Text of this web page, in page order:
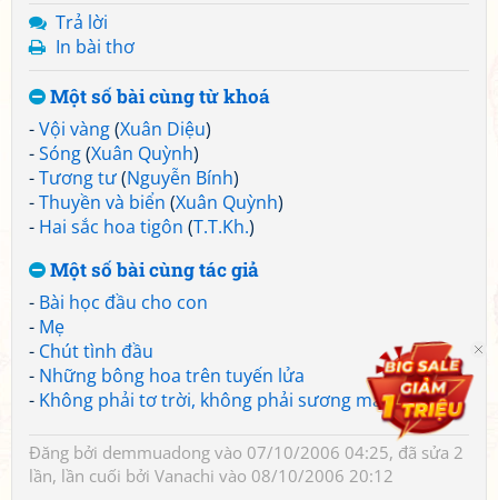
Trả lời
In bài thơ
Một số bài cùng từ khoá
-Vội vàng(Xuân Diệu)
-Sóng(Xuân Quỳnh)
-Tương tư(Nguyễn Bính)
-Thuyền và biển (Xuân Quỳnh)
- Hai sắc hoa tigôn (T.T.Kh.)
Một số bài cùng tác giả
- Bài học đầu cho con
- Mẹ
- Chút tình đầu
- Những bông hoa trên tuyến lửa
- Không phải tơ trời, không phải sương mai
Đăng bởi demmuadong vào 07/10/2006 04:25, đã sửa 2
lần, lần cuối bởi Vanachi vào 08/10/2006 20:12